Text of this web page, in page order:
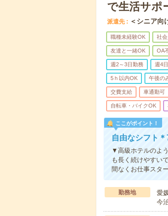
で生活サポ
派遣先 ＜シニア向
職種未経験OK 社
友達と一緒OK OA
週2～3日勤務 週4
5ｈ以内OK 午後の
交費支給 車通勤可
自転車・バイクOK
ここがポイント！
自由なシフト
▼高級ホテルのよ
も長く続けやすい
間なくお仕事スタ
勤務地
愛
今